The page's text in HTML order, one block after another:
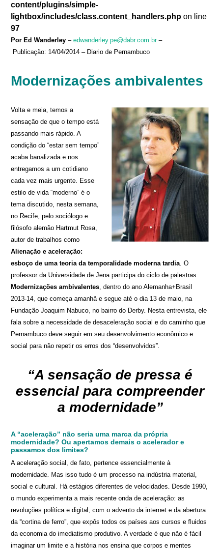
content/plugins/simple-
lightbox/includes/class.content_handlers.php on line
97
Por Ed Wanderley –edwanderley.pe@dabr.com.br–
Publicação: 14/04/2014 – Diario de Pernambuco
Modernizações ambivalentes
Volta e meia, temos a
sensação de que o tempo está
passando mais rápido. A
condição do “estar sem tempo”
acaba banalizada e nos
entregamos a um cotidiano
cada vez mais urgente. Esse
estilo de vida “moderno” é o
tema discutido, nesta semana,
no Recife, pelo sociólogo e
filósofo alemão Hartmut Rosa,
autor de trabalhos como
Alienação e aceleração:
esboço de uma teoria da temporalidade moderna tardia. O
professor da Universidade de Jena participa do ciclo de palestras
Modernizações ambivalentes, dentro do ano Alemanha+Brasil
2013-14, que começa amanhã e segue até o dia 13 de maio, na
Fundação Joaquim Nabuco, no bairro do Derby. Nesta entrevista, ele
fala sobre a necessidade de desaceleração social e do caminho que
Pernambuco deve seguir em seu desenvolvimento econômico e
social para não repetir os erros dos “desenvolvidos”.
“A sensação de pressa é
essencial para compreender
a modernidade”
A “aceleração” não seria uma marca da própria
modernidade? Ou apertamos demais o acelerador e
passamos dos limites?
A aceleração social, de fato, pertence essencialmente à
modernidade. Mas isso tudo é um processo na indústria material,
social e cultural. Há estágios diferentes de velocidades. Desde 1990,
o mundo experimenta a mais recente onda de aceleração: as
revoluções política e digital, com o advento da internet e da abertura
da “cortina de ferro”, que expôs todos os países aos cursos e fluidos
da economia do imediatismo produtivo. A verdade é que não é fácil
imaginar um limite e a história nos ensina que corpos e mentes